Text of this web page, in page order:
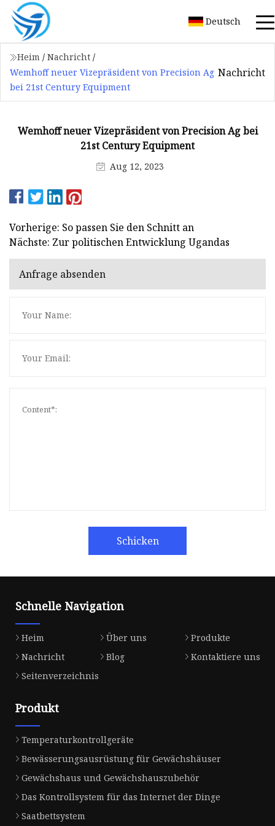
Deutsch
Heim / Nachricht /
Wemhoff neuer Vizepräsident von Precision Ag
bei 21st Century Equipment
Nachricht
Wemhoff neuer Vizepräsident von Precision Ag bei
21st Century Equipment
Aug 12, 2023
Vorherige: So passen Sie den Schnitt an
Nächste: Zur politischen Entwicklung Ugandas
Anfrage absenden
Schicken
Schnelle Navigation
Heim Über uns
Produkte
Nachricht
Blog
Kontaktiere uns
Seitenverzeichnis
Produkt
Temperaturkontrollgeräte
Bewässerungsausrüstung für Gewächshäuser
Gewächshaus und Gewächshauszubehör
Das Kontrollsystem für das Internet der Dinge
Saatbettsystem